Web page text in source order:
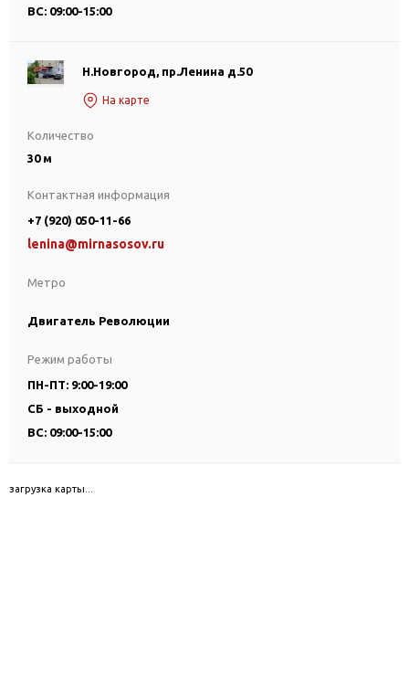
ВС: 09:00-15:00
Н.Новгород, пр.Ленина д.50
На карте
Количество
30 м
Метро
Двигатель Революции
Контактная информация
+7 (920) 050-11-66
lenina@mirnasosov.ru
Режим работы
ПН-ПТ: 9:00-19:00
СБ - выходной
ВС: 09:00-15:00
загрузка карты...